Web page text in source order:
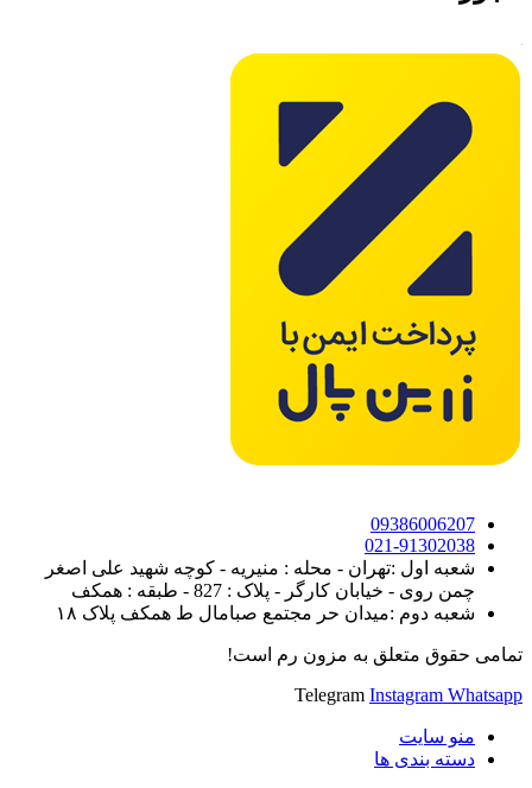
09386006207
021-91302038
شعبه اول :تهران - محله : منیریه - کوچه شهید علی اصغر
چمن روی - خیابان کارگر - پلاک : 827 - طبقه : همکف
شعبه دوم :میدان حر مجتمع صبامال ط همکف پلاک ۱۸
تمامی حقوق متعلق به مزون رم است!
Telegram Instagram Whatsapp
منو سایت
دسته بندی ها